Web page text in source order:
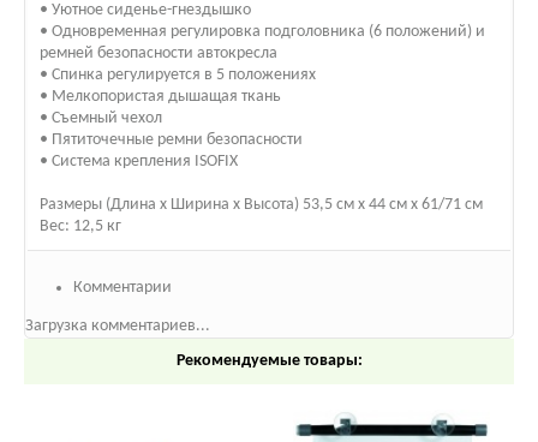
• Уютное сиденье-гнездышко
• Одновременная регулировка подголовника (6 положений) и
ремней безопасности автокресла
• Спинка регулируется в 5 положениях
• Мелкопористая дышащая ткань
• Съемный чехол
• Пятиточечные ремни безопасности
• Система крепления ISOFIX
Размеры (Длина х Ширина х Высота) 53,5 см х 44 см х 61/71 см
Вес: 12,5 кг
Комментарии
Загрузка комментариев...
Рекомендуемые товары: